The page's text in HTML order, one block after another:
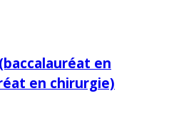
en
en chirurgie)